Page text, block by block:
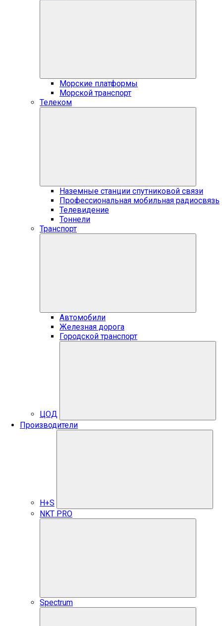
Морские платформы
Морской транспорт
Телеком
Наземные станции спутниковой связи
Профессиональная мобильная радиосвязь
Телевидение
Тоннели
Транспорт
Автомобили
Железная дорога
Городской транспорт
ЦОД
Производители
H+S
NKT PRO
Spectrum